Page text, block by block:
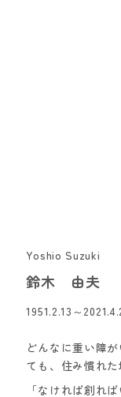
Yoshio Suzuki
鈴木 由夫
1951.2.13～
どんなに重い障
ても、住み慣れ
「なければ創れば